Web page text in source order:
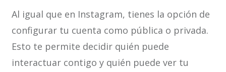
Al igual que en Instagram, tienes la opción de
configurar tu cuenta como pública o privada.
Esto te permite decidir quién puede
interactuar contigo y quién puede ver tu